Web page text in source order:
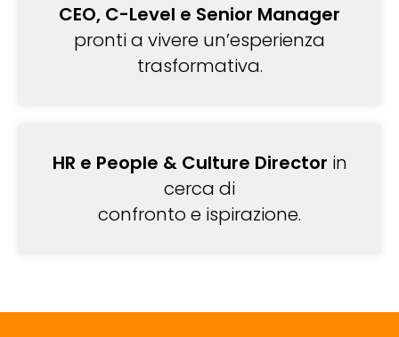
CEO, C-Level e Senior Manager
pronti a vivere un’esperienza
trasformativa.
HR e People & Culture Director in
cerca di
confronto e ispirazione.